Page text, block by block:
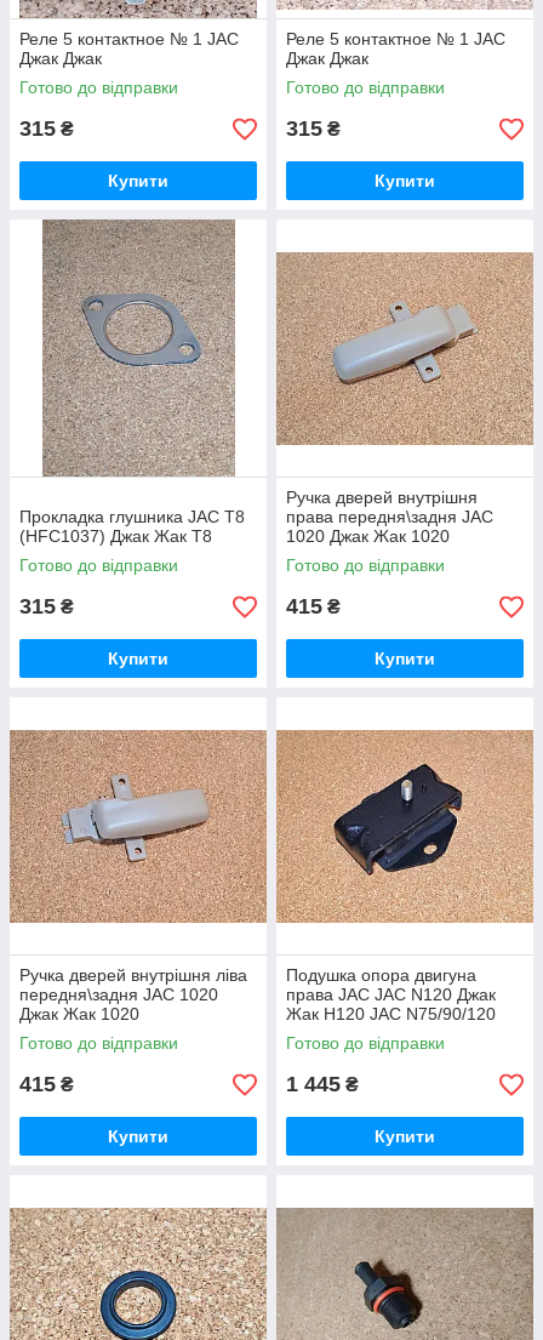
Реле 5 контактное № 1 JAC
Джак Джак
Готово до відправки
315 ₴
Купити
Реле 5 контактное № 1 JAC
Джак Джак
Готово до відправки
315 ₴
Купити
Прокладка глушника JAC T8
(HFC1037) Джак Жак Т8
Готово до відправки
315 ₴
Купити
Ручка дверей внутрішня
права передня\задня JAC
1020 Джак Жак 1020
Готово до відправки
415 ₴
Купити
Ручка дверей внутрішня ліва
передня\задня JAC 1020
Джак Жак 1020
Готово до відправки
415 ₴
Купити
Подушка опора двигуна
права JAC JAC N120 Джак
Жак Н120 JAC N75/90/120
Готово до відправки
1 445 ₴
Купити